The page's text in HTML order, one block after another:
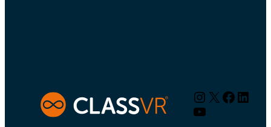
Instagram
X
YouTube